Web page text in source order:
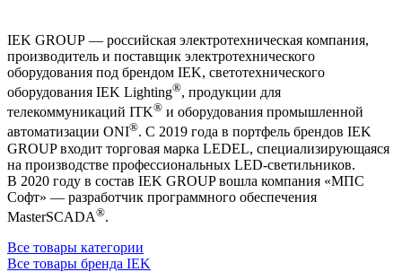
IEK GROUP — российская электротехническая компания,
производитель и поставщик электротехнического
оборудования под брендом IEK, светотехнического
оборудования IEK Lighting®, продукции для
телекоммуникаций ITK® и оборудования промышленной
автоматизации ONI®. С 2019 года в портфель брендов IEK
GROUP входит торговая марка LEDEL, специализирующаяся
на производстве профессиональных LED-светильников.
В 2020 году в состав IEK GROUP вошла компания «МПС
Софт» — разработчик программного обеспечения
MasterSCADA®.
Все товары категории
Все товары бренда IEK